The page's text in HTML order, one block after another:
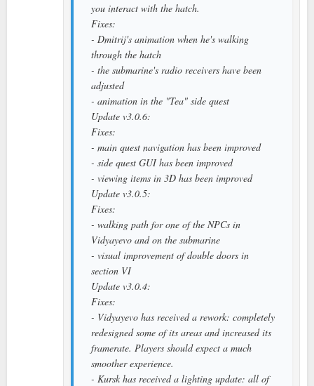
you interact with the hatch.
Fixes:
- Dmitrij's animation when he's walking
through the hatch
- the submarine's radio receivers have been
adjusted
- animation in the "Tea" side quest
Update v3.0.6:
Fixes:
- main quest navigation has been improved
- side quest GUI has been improved
- viewing items in 3D has been improved
Update v3.0.5:
Fixes:
- walking path for one of the NPCs in
Vidyayevo and on the submarine
- visual improvement of double doors in
section VI
Update v3.0.4:
Fixes:
- Vidyayevo has received a rework: completely
redesigned some of its areas and increased its
framerate. Players should expect a much
smoother experience.
- Kursk has received a lighting update: all of